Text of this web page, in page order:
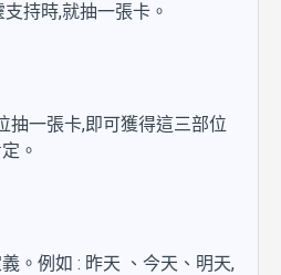
持時,就抽一張卡。
抽一張卡,即可獲得這三部位
。
。例如 : 昨天 、今天、明天,